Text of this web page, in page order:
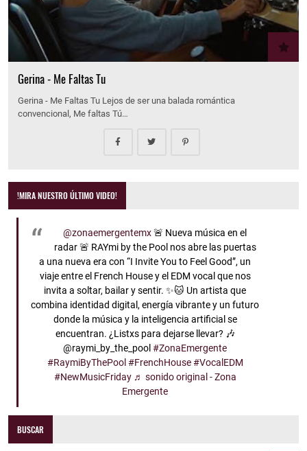
Gerina - Me Faltas Tu
Gerina - Me Faltas Tu Lejos de ser una balada romántica
convencional, Me faltas Tú…
!MIRA NUESTRO ÚLTIMO VIDEO!
@zonaemergentemx🚨 Nueva música en el
radar 🚨 RAYmi by the Pool nos abre las puertas
a una nueva era con “I Invite You to Feel Good”, un
viaje entre el French House y el EDM vocal que nos
invita a soltar, bailar y sentir. ✨🐱 Un artista que
combina identidad digital, energía vibrante y un futuro
donde la música y la inteligencia artificial se
encuentran. ¿Listxs para dejarse llevar? 🎶
@raymi_by_the_pool#ZonaEmergente
#RaymiByThePool #FrenchHouse #VocalEDM
#NewMusicFriday ♬ sonido original - Zona
Emergente
BUSCAR